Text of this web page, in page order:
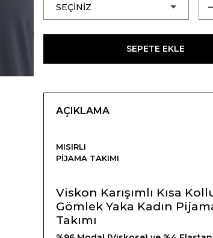
SEPETE EKLE
AÇIKLAMA
MISIRLI
PIJAMA TAKIMI
Viskon Karışımlı Kısa
Gömlek Yaka Kadın
Takımı